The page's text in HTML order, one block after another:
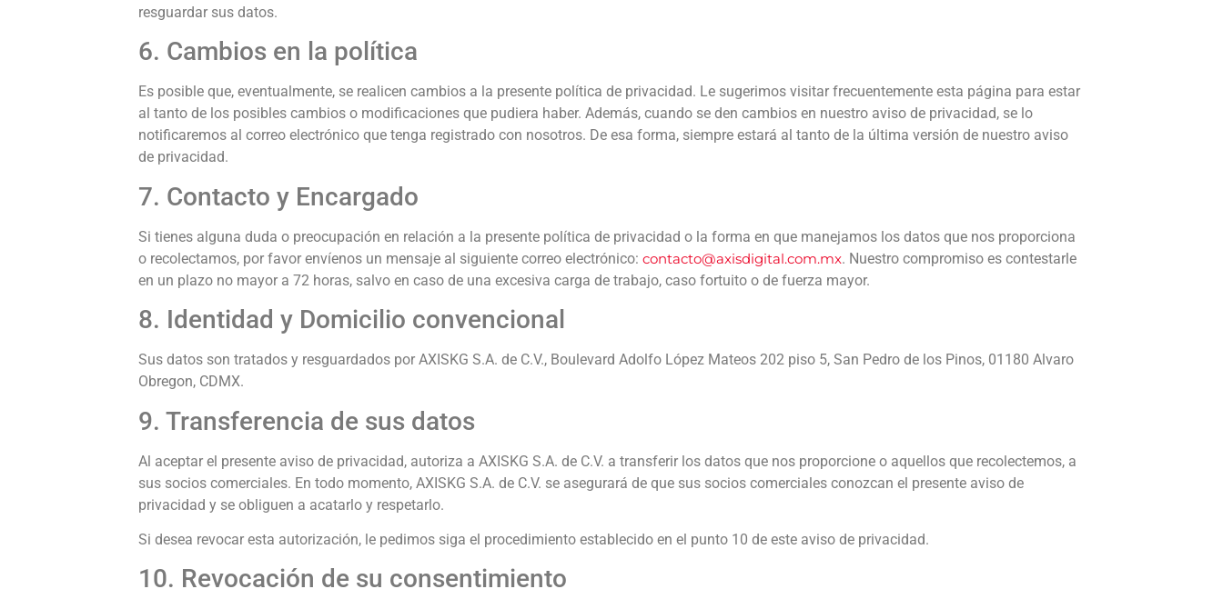
resguardar sus datos.
6. Cambios en la política
Es posible que, eventualmente, se realicen cambios a la presente política de privacidad. Le sugerimos visitar frecuentemente esta página para estar
al tanto de los posibles cambios o modificaciones que pudiera haber. Además, cuando se den cambios en nuestro aviso de privacidad, se lo
notificaremos al correo electrónico que tenga registrado con nosotros. De esa forma, siempre estará al tanto de la última versión de nuestro aviso
de privacidad.
7. Contacto y Encargado
Si tienes alguna duda o preocupación en relación a la presente política de privacidad o la forma en que manejamos los datos que nos proporciona
o recolectamos, por favor envíenos un mensaje al siguiente correo electrónico: contacto@axisdigital.com.mx. Nuestro compromiso es contestarle
en un plazo no mayor a 72 horas, salvo en caso de una excesiva carga de trabajo, caso fortuito o de fuerza mayor.
8. Identidad y Domicilio convencional
Sus datos son tratados y resguardados por AXISKG S.A. de C.V., Boulevard Adolfo López Mateos 202 piso 5, San Pedro de los Pinos, 01180 Alvaro
Obregon, CDMX.
9. Transferencia de sus datos
Al aceptar el presente aviso de privacidad, autoriza a AXISKG S.A. de C.V. a transferir los datos que nos proporcione o aquellos que recolectemos, a
sus socios comerciales. En todo momento, AXISKG S.A. de C.V. se asegurará de que sus socios comerciales conozcan el presente aviso de
privacidad y se obliguen a acatarlo y respetarlo.
Si desea revocar esta autorización, le pedimos siga el procedimiento establecido en el punto 10 de este aviso de privacidad.
10. Revocación de su consentimiento